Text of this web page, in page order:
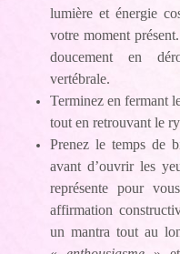
lumière et énergie
votre moment
doucement en
vertébrale.
Terminez en fermant
tout en retrouvant le
Prenez le temps de
avant d’ouvrir les
représente pour
affirmation
un mantra tout au